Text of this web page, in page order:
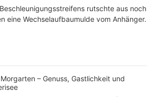
rutschte aus noch
eine Wechselaufbaumulde vom Anhänger.